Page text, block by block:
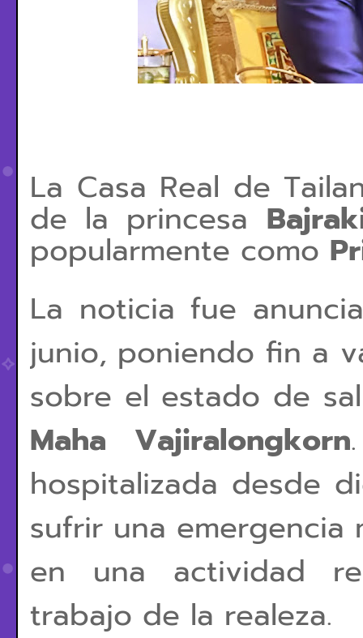
La Casa Real de
de la princesa
popularmente como
La noticia fue
junio, poniendo fin a
sobre el estado de
Maha Vajiralongkorn
hospitalizada desde
sufrir una emergencia
en una actividad
trabajo de la realeza.